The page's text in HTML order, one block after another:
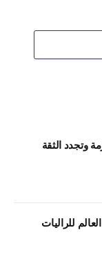
وتجدد الثقة
للراليات